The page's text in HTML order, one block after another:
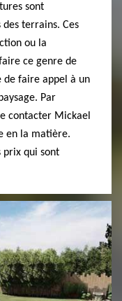
sont
terrains. Ces
ou la
ce genre de
de faire appel à un
Par
contacter Mickael
en la matière.
prix qui sont